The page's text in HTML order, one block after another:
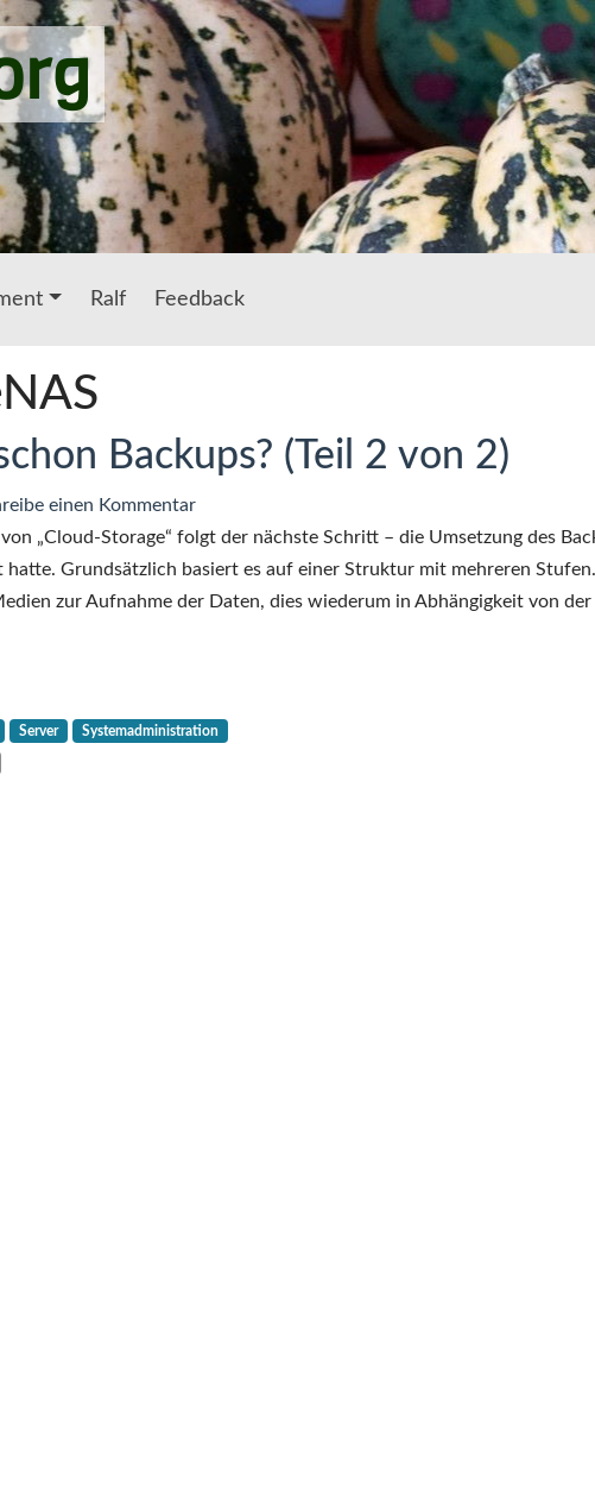
Ralf Feedback
Backups? (Teil 2 von 2)
einen Kommentarzu
Backups?
Wer
mag
2
„Cloud-Storage“ folgt der nächste Schritt – die Umsetzung des
hatte. Grundsätzlich basiert es auf einer Struktur mit mehreren Stufen.
zur Aufnahme der Daten, dies wiederum in Abhängigkeit von
Server Systemadministration